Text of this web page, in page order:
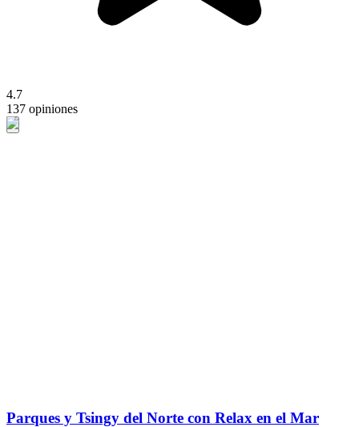
4.7
137 opiniones
Parques y Tsingy del Norte con Relax en el Mar